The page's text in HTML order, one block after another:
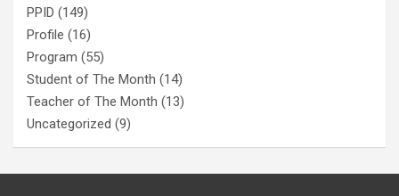
PPID (149)
Profile (16)
Program (55)
Student of The Month (14)
Teacher of The Month (13)
Uncategorized (9)